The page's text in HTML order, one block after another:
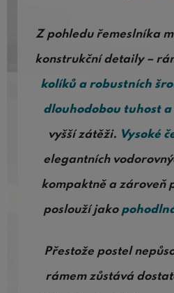
Z pohledu řemeslníka
konstrukční detaily –
kolíků a robustních
dlouhodobou tuhost
vyšší zátěži. Vysoké
elegantních
kompaktně a zároveň
poslouží jako
Přestože postel
rámem zůstává